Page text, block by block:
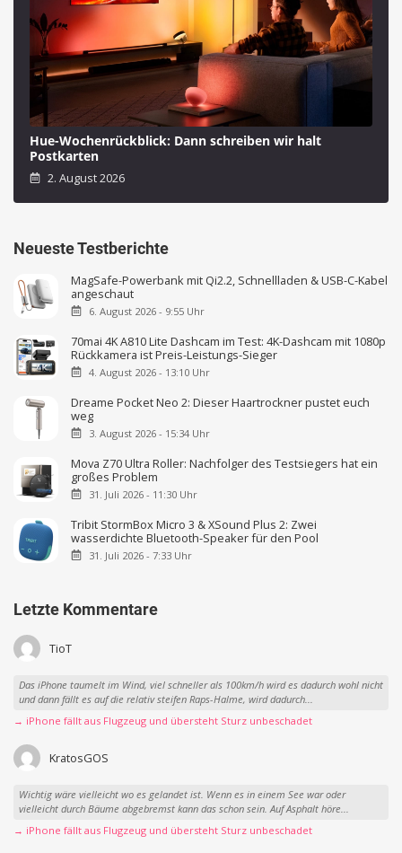
Hue-Wochenrückblick: Dann schreiben wir halt
Postkarten
2. August 2026
Neueste Testberichte
MagSafe-Powerbank mit Qi2.2, Schnellladen & USB-C-Kabel
angeschaut
6. August 2026 - 9:55 Uhr
70mai 4K A810 Lite Dashcam im Test: 4K-Dashcam mit 1080p
Rückkamera ist Preis-Leistungs-Sieger
4. August 2026 - 13:10 Uhr
Dreame Pocket Neo 2: Dieser Haartrockner pustet euch
weg
3. August 2026 - 15:34 Uhr
Mova Z70 Ultra Roller: Nachfolger des Testsiegers hat ein
großes Problem
31. Juli 2026 - 11:30 Uhr
Tribit StormBox Micro 3 & XSound Plus 2: Zwei
wasserdichte Bluetooth-Speaker für den Pool
31. Juli 2026 - 7:33 Uhr
Letzte Kommentare
TioT
Das iPhone taumelt im Wind, viel schneller als 100km/h wird es dadurch wohl nicht
und dann fällt es auf die relativ steifen Raps-Halme, wird dadurch...
→ iPhone fällt aus Flugzeug und übersteht Sturz unbeschadet
KratosGOS
Wichtig wäre vielleicht wo es gelandet ist. Wenn es in einem See war oder
vielleicht durch Bäume abgebremst kann das schon sein. Auf Asphalt höre...
→ iPhone fällt aus Flugzeug und übersteht Sturz unbeschadet